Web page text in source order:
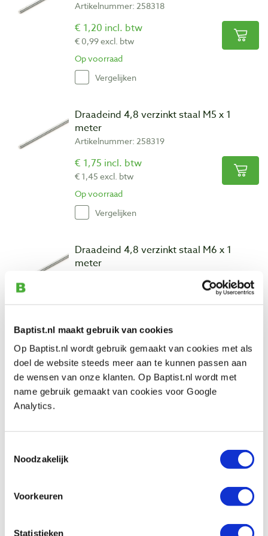
Baptist.nl maakt gebruik van cookies
Op Baptist.nl wordt gebruik gemaakt van cookies met als
doel de website steeds meer aan te kunnen passen aan
de wensen van onze klanten. Op Baptist.nl wordt met
name gebruik gemaakt van cookies voor Google
Analytics.
Noodzakelijk
Voorkeuren
Statistieken
Artikelnummer: 258318
€ 1,20 incl. btw
€ 0,99 excl. btw
Op voorraad
Vergelijken
Draadeind 4,8 verzinkt staal M5 x 1
meter
Artikelnummer: 258319
€ 1,75 incl. btw
€ 1,45 excl. btw
Op voorraad
Vergelijken
Draadeind 4,8 verzinkt staal M6 x 1
meter
Op voorraad
Vergelijken
Draadeind 4,8 verzinkt staal M8 x 1
meter
€ 3,15 incl. btw
Draadeind 4,8 verzinkt staal M10 x 1